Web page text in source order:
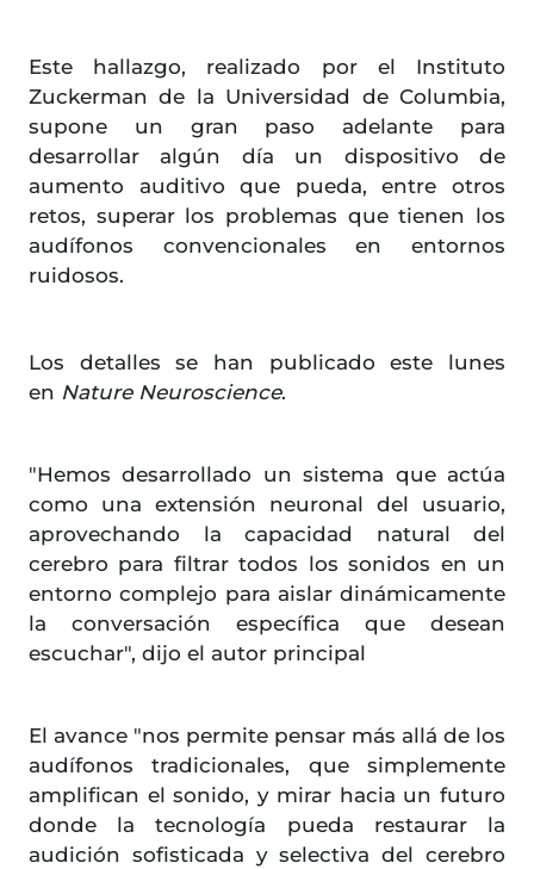
Este hallazgo, realizado por el Instituto
Zuckerman de la Universidad de Columbia,
supone un gran paso adelante para
desarrollar algún día un dispositivo de
aumento auditivo que pueda, entre otros
retos, superar los problemas que tienen los
audífonos convencionales en entornos
ruidosos.
Los detalles se han publicado este lunes
en Nature Neuroscience.
"Hemos desarrollado un sistema que actúa
como una extensión neuronal del usuario,
aprovechando la capacidad natural del
cerebro para filtrar todos los sonidos en un
entorno complejo para aislar dinámicamente
la conversación específica que desean
escuchar", dijo el autor principal
El avance "nos permite pensar más allá de los
audífonos tradicionales, que simplemente
amplifican el sonido, y mirar hacia un futuro
donde la tecnología pueda restaurar la
audición sofisticada y selectiva del cerebro